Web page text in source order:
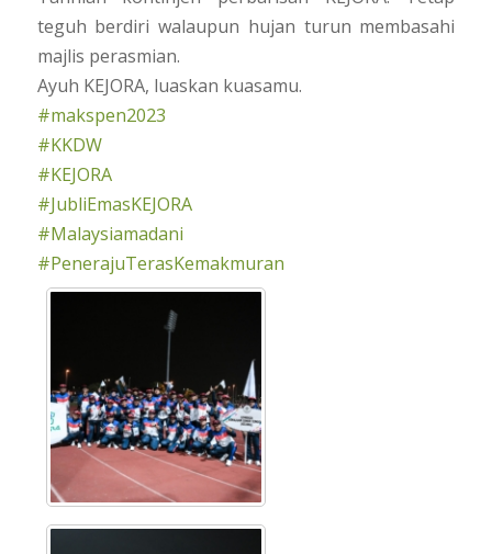
teguh berdiri walaupun hujan turun membasahi
majlis perasmian.
Ayuh KEJORA, luaskan kuasamu.
#makspen2023
#KKDW
#KEJORA
#JubliEmasKEJORA
#Malaysiamadani
#PenerajuTerasKemakmuran